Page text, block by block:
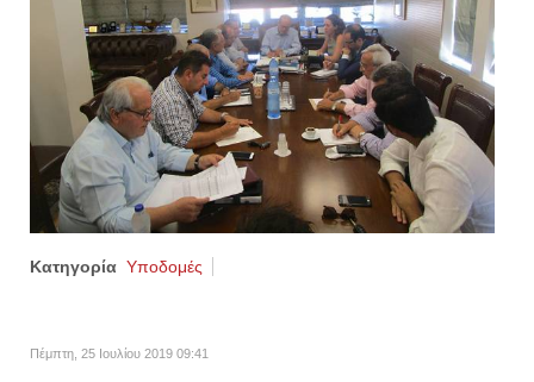
Κατηγορία Υποδομές
Πέμπτη, 25 Ιουλίου 2019 09:41